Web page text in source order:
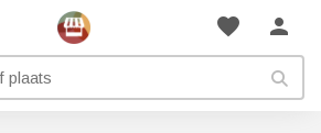
favorite person